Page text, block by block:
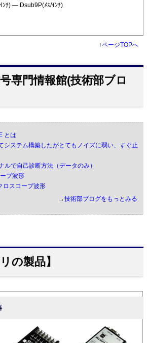
ﾝﾁ) ― Dsub9P(ﾒｽ/ｲﾝﾁ)
↑ページTOPへ
専門情報館(技術部ブロ
とは
システム構築したがとてもノイズに弱い、すぐ止
ルで自己診断方法（データのみ）
プ波形
ロスコープ波形
→技術部ブログをもっとみる
の製品】